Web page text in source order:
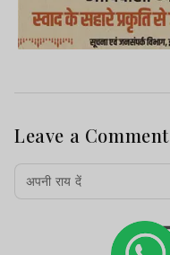
Leave a Comment